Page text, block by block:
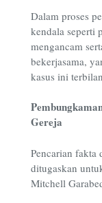
Dalam proses
kendala seperti
mengancam
bekerjasama,
kasus ini
Gereja
Pencarian fakta
ditugaskan
Mitchell